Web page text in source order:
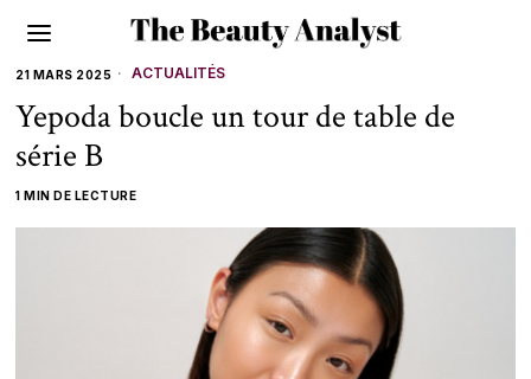
21 MARS 2025 ACTUALITÉS
Yepoda boucle un tour de table de
série B
1 MIN DE LECTURE